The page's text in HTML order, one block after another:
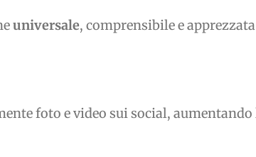
universale, comprensibile e
foto e video sui social,